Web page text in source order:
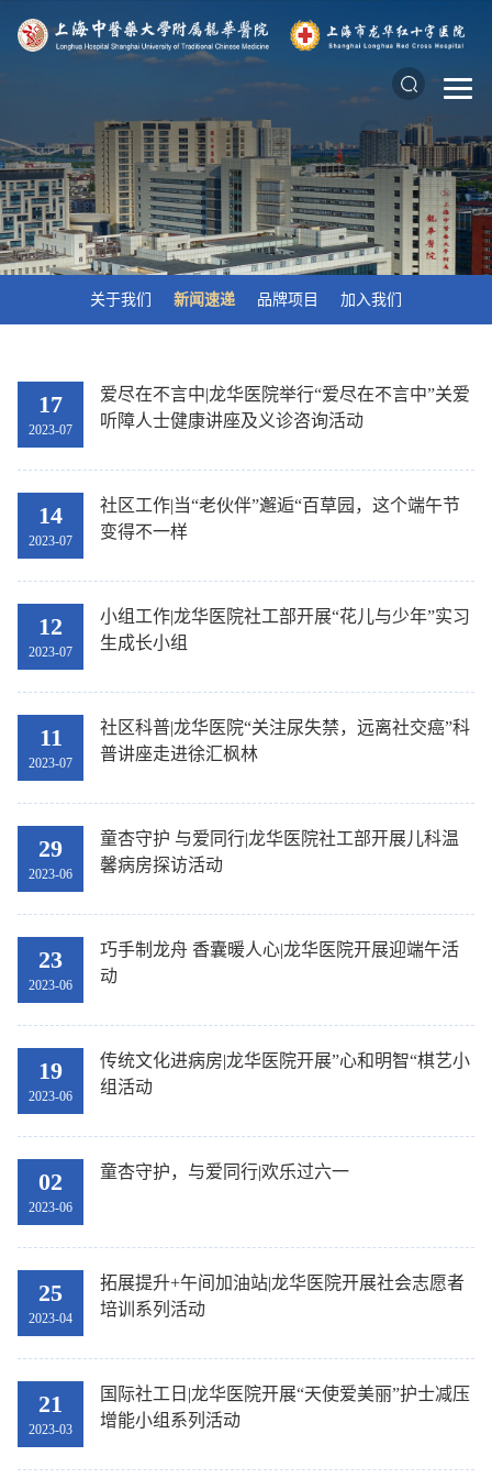
关于我们 新闻速递 品牌项目 加入我们
17
2023-07
爱尽在不言中|龙华医院举行“爱尽在不言中”关爱
听障人士健康讲座及义诊咨询活动
14
2023-07
社区工作|当“老伙伴”邂逅“百草园，这个端午节
变得不一样
12
2023-07
小组工作|龙华医院社工部开展“花儿与少年”实习
生成长小组
11
2023-07
社区科普|龙华医院“关注尿失禁，远离社交癌”科
普讲座走进徐汇枫林
29
2023-06
童杏守护 与爱同行|龙华医院社工部开展儿科温
馨病房探访活动
23
2023-06
巧手制龙舟 香囊暖人心|龙华医院开展迎端午活
动
19
2023-06
传统文化进病房|龙华医院开展”心和明智“棋艺小
组活动
02
2023-06
童杏守护，与爱同行|欢乐过六一
25
2023-04
拓展提升+午间加油站|龙华医院开展社会志愿者
培训系列活动
21
2023-03
国际社工日|龙华医院开展“天使爱美丽”护士减压
增能小组系列活动